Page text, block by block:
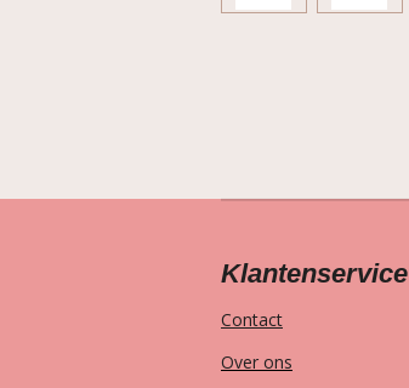
Klantenservice
Contact
Over ons